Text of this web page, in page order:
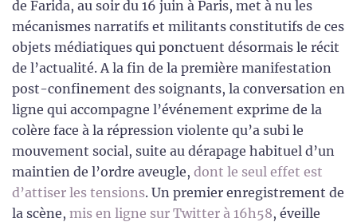
de Farida, au soir du 16 juin à Paris, met à nu les
mécanismes narratifs et militants constitutifs de ces
objets médiatiques qui ponctuent désormais le récit
de l’actualité. A la fin de la première manifestation
post-confinement des soignants, la conversation en
ligne qui accompagne l’événement exprime de la
colère face à la répression violente qu’a subi le
mouvement social, suite au dérapage habituel d’un
maintien de l’ordre aveugle, dont le seul effet est
d’attiser les tensions. Un premier enregistrement de
la scène, mis en ligne sur Twitter à 16h58, éveille